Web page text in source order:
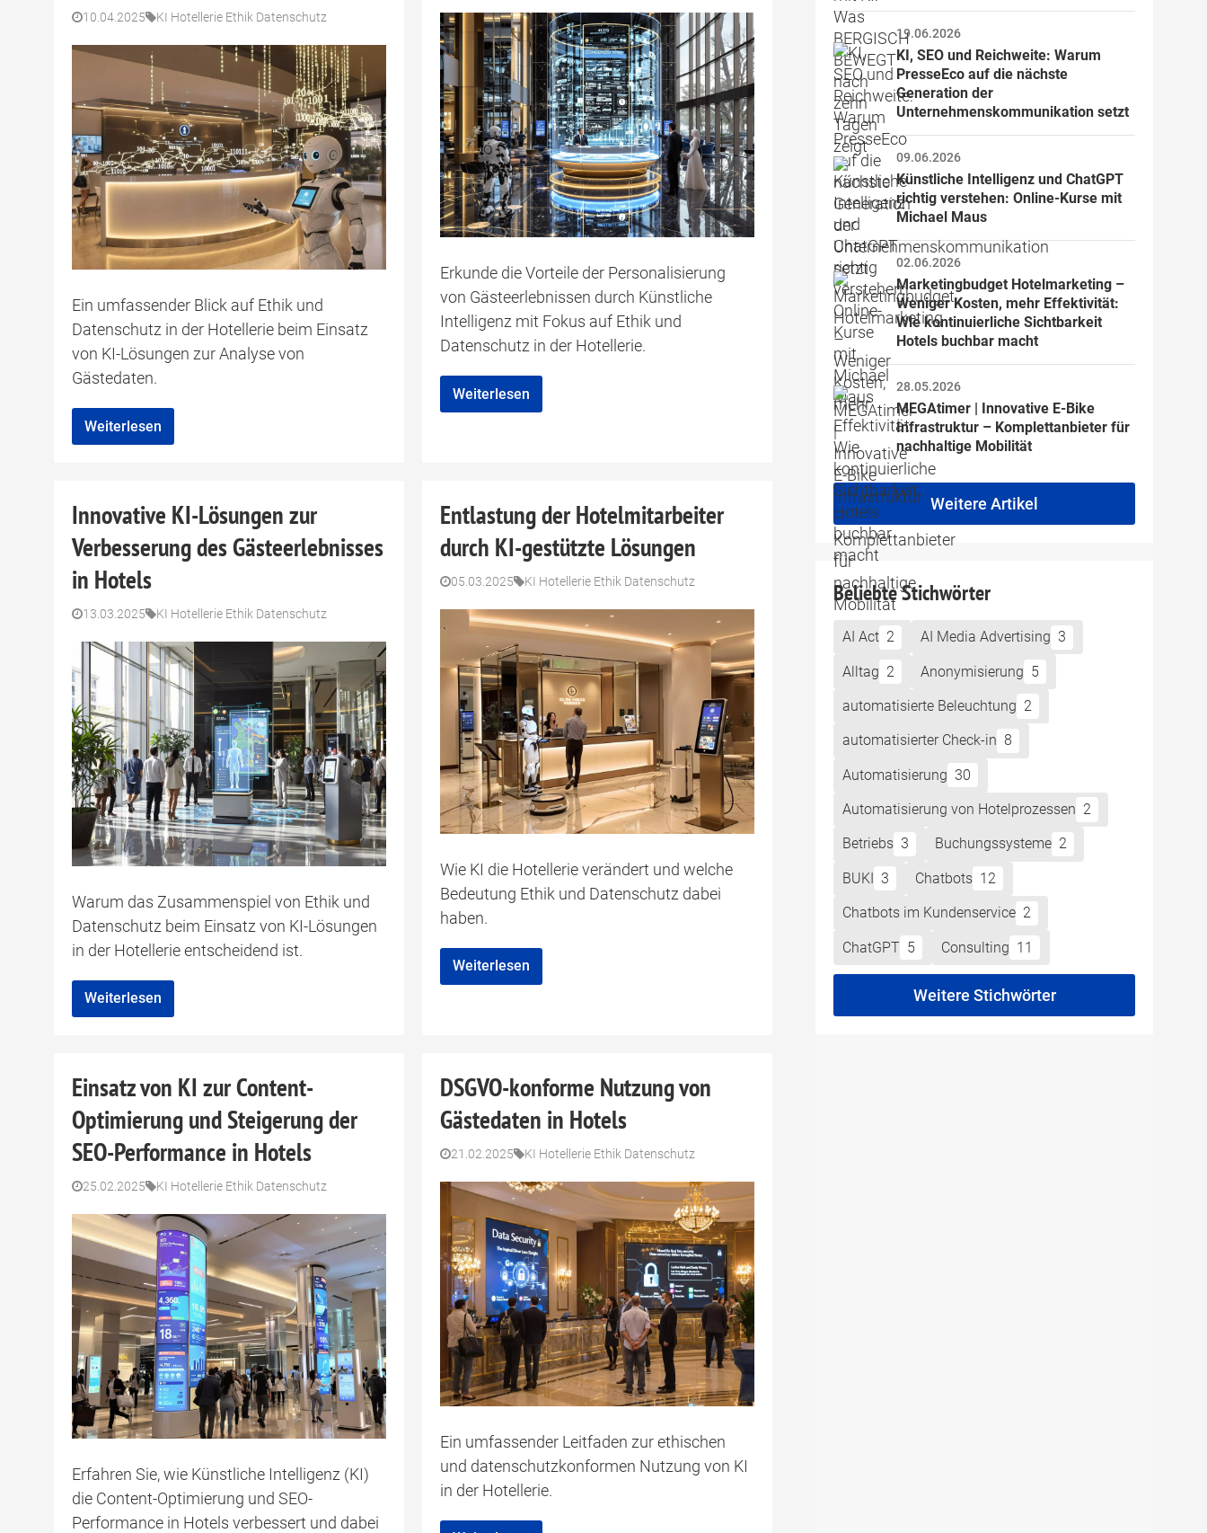
10.04.2025 KI Hotellerie Ethik Datenschutz
Ein umfassender Blick auf Ethik und
Datenschutz in der Hotellerie beim Einsatz
von KI-Lösungen zur Analyse von
Gästedaten.
Weiterlesen
Erkunde die Vorteile der Personalisierung
von Gästeerlebnissen durch Künstliche
Intelligenz mit Fokus auf Ethik und
Datenschutz in der Hotellerie.
Weiterlesen
Innovative KI-Lösungen zur
Verbesserung des Gästeerlebnisses
in Hotels
13.03.2025 KI Hotellerie Ethik Datenschutz
Warum das Zusammenspiel von Ethik und
Datenschutz beim Einsatz von KI-Lösungen
in der Hotellerie entscheidend ist.
Weiterlesen
Entlastung der Hotelmitarbeiter
durch KI-gestützte Lösungen
05.03.2025 KI Hotellerie Ethik Datenschutz
Wie KI die Hotellerie verändert und welche
Bedeutung Ethik und Datenschutz dabei
haben.
Weiterlesen
Einsatz von KI zur Content-
Optimierung und Steigerung der
SEO-Performance in Hotels
25.02.2025 KI Hotellerie Ethik Datenschutz
Erfahren Sie, wie Künstliche Intelligenz (KI)
die Content-Optimierung und SEO-
Performance in Hotels verbessert und dabei
DSGVO-konforme Nutzung von
Gästedaten in Hotels
21.02.2025 KI Hotellerie Ethik Datenschutz
Ein umfassender Leitfaden zur ethischen
und datenschutzkonformen Nutzung von KI
in der Hotellerie.
19.06.2026
KI, SEO und Reichweite: Warum
PresseEco auf die nächste
Generation der
Unternehmenskommunikation setzt
09.06.2026
Künstliche Intelligenz und ChatGPT
richtig verstehen: Online-Kurse mit
Michael Maus
02.06.2026
Marketingbudget Hotelmarketing –
Weniger Kosten, mehr Effektivität:
Wie kontinuierliche Sichtbarkeit
Hotels buchbar macht
28.05.2026
MEGAtimer | Innovative E-Bike
Infrastruktur – Komplettanbieter für
nachhaltige Mobilität
Weitere Artikel
Beliebte Stichwörter
AI Act 2 AI Media Advertising 3
Alltag 2 Anonymisierung 5
automatisierte Beleuchtung 2
automatisierter Check-in 8
Automatisierung 30
Automatisierung von Hotelprozessen 2
Betriebs 3 Buchungssysteme 2
BUKI 3 Chatbots 12
Chatbots im Kundenservice 2
ChatGPT 5 Consulting 11
Weitere Stichwörter